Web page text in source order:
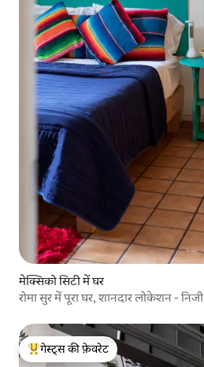
मेक्सिको सिटी में घर
रोमा सुर में पूरा घर, शानदार लोकेशन - निजी
गेस्ट्स का टॉप फ़ेवरेट
गेस्ट्स की फ़ेवरेट